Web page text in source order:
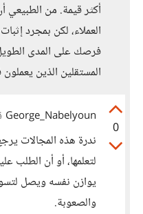
أكثر قيمة. من الطبيعي
العملاء، لكن بمجرد
فرصك على المدى
المستقلين الذين
0
George_Nabelyoun
ندرة هذه المجالات
لتعلمها، أو أن الطلب
يوازن نفسه ويصل
والصعوبة.